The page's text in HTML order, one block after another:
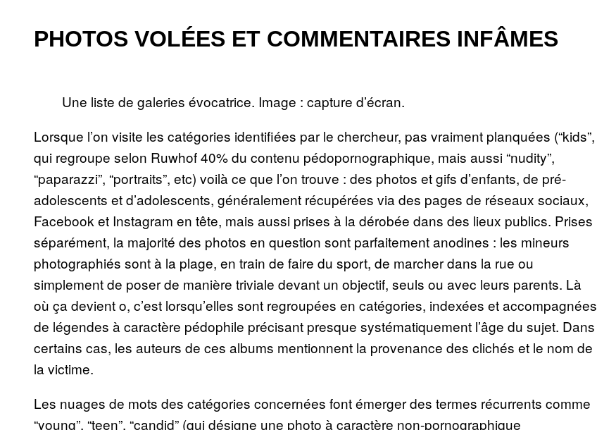
PHOTOS VOLÉES ET COMMENTAIRES INFÂMES
Une liste de galeries évocatrice. Image : capture d’écran.
Lorsque l’on visite les catégories identifiées par le chercheur, pas vraiment planquées (“kids”,
qui regroupe selon Ruwhof 40% du contenu pédopornographique, mais aussi “nudity”,
“paparazzi”, “portraits”, etc) voilà ce que l’on trouve : des photos et gifs d’enfants, de pré-
adolescents et d’adolescents, généralement récupérées via des pages de réseaux sociaux,
Facebook et Instagram en tête, mais aussi prises à la dérobée dans des lieux publics. Prises
séparément, la majorité des photos en question sont parfaitement anodines : les mineurs
photographiés sont à la plage, en train de faire du sport, de marcher dans la rue ou
simplement de poser de manière triviale devant un objectif, seuls ou avec leurs parents. Là
où ça devient o, c’est lorsqu’elles sont regroupées en catégories, indexées et accompagnées
de légendes à caractère pédophile précisant presque systématiquement l’âge du sujet. Dans
certains cas, les auteurs de ces albums mentionnent la provenance des clichés et le nom de
la victime.
Les nuages de mots des catégories concernées font émerger des termes récurrents comme
“young”, “teen”, “candid” (qui désigne une photo à caractère non-pornographique